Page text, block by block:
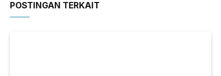
POSTINGAN TERKAIT